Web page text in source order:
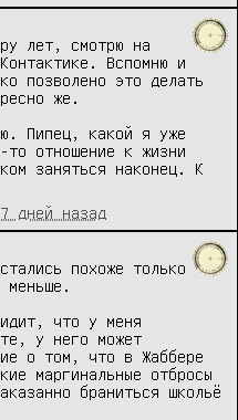
лет, смотрю на
Вспомню и
позволено это делать
же.
Пипец, какой я уже
то отношение к жизни
заняться наконец. К
дней назад
похоже только
что у меня
у него может
о том, что в Жаббере
маргинальные отбросы
браниться школьё